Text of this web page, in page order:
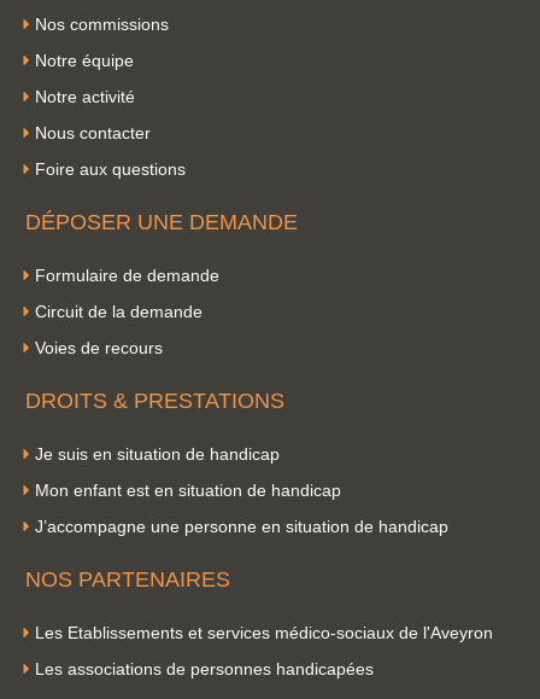
Nos commissions
Notre équipe
Notre activité
Nous contacter
Foire aux questions
DÉPOSER UNE DEMANDE
Formulaire de demande
Circuit de la demande
Voies de recours
DROITS & PRESTATIONS
Je suis en situation de handicap
Mon enfant est en situation de handicap
J’accompagne une personne en situation de handicap
NOS PARTENAIRES
Les Etablissements et services médico-sociaux de l'Aveyron
Les associations de personnes handicapées